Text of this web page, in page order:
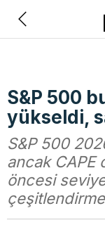
S&P 500
yükseldi,
S&P 500
ancak CAPE
öncesi